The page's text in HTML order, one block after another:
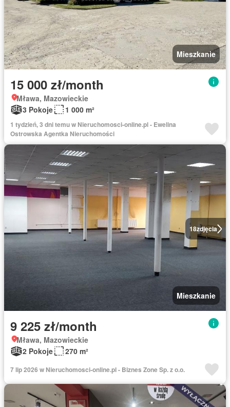
Mieszkanie
15 000 zł/month
Mława, Mazowieckie
3 Pokoje
1 000 m²
1 tydzień, 3 dni temu w Nieruchomosci-online.pl - Ewelina
Ostrowska Agentka Nieruchomości
18zdjęcia
Mieszkanie
9 225 zł/month
Mława, Mazowieckie
2 Pokoje
270 m²
7 lip 2026 w Nieruchomosci-online.pl - Biznes Zone Sp. z o.o.